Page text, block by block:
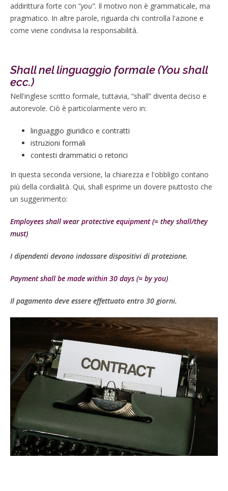
addirittura forte con “you”. Il motivo non è grammaticale, ma
pragmatico. In altre parole, riguarda chi controlla l'azione e
come viene condivisa la responsabilità.
Shall nel linguaggio formale (You shall
ecc.)
Nell'inglese scritto formale, tuttavia, “shall” diventa deciso e
autorevole. Ciò è particolarmente vero in:
linguaggio giuridico e contratti
istruzioni formali
contesti drammatici o retorici
In questa seconda versione, la chiarezza e l'obbligo contano
più della cordialità. Qui, shall esprime un dovere piuttosto che
un suggerimento:
Employees shall wear protective equipment (= they shall/they
must)
I dipendenti devono indossare dispositivi di protezione.
Payment shall be made within 30 days (= by you)
Il pagamento deve essere effettuato entro 30 giorni.